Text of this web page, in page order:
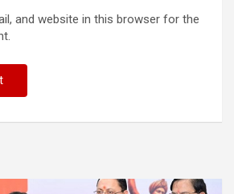
and website in this browser for the